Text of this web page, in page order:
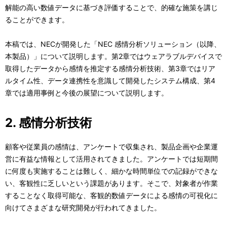
解能の高い数値データに基づき評価することで、的確な施策を講じ
ることができます。
本稿では、NECが開発した「NEC 感情分析ソリューション（以降、
本製品）」について説明します。第2章ではウェアラブルデバイスで
取得したデータから感情を推定する感情分析技術、第3章ではリア
ルタイム性、データ連携性を意識して開発したシステム構成、第4
章では適用事例と今後の展望について説明します。
2. 感情分析技術
顧客や従業員の感情は、アンケートで収集され、製品企画や企業運
営に有益な情報として活用されてきました。アンケートでは短期間
に何度も実施することは難しく、細かな時間単位での記録ができな
い、客観性に乏しいという課題があります。そこで、対象者が作業
することなく取得可能な、客観的数値データによる感情の可視化に
向けてさまざまな研究開発が行われてきました。